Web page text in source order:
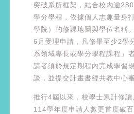
突破系所框架，結合校內逾
學分學程，依據個人志趣量身
學院）的修課地圖與學位名稱
6月受理申請，凡修畢至少2學
系領域專長或學分學程課程」
請者須於規定期程內完成學習
談，並提交計畫書經共教中心審
推行4屆以來，校學士累計修讀
114學年度申請人數更首度破